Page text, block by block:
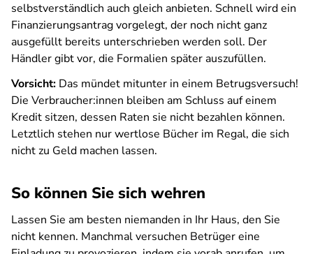
selbstverständlich auch gleich anbieten. Schnell wird ein
Finanzierungsantrag vorgelegt, der noch nicht ganz
ausgefüllt bereits unterschrieben werden soll. Der
Händler gibt vor, die Formalien später auszufüllen.
Vorsicht: Das mündet mitunter in einem Betrugsversuch!
Die Verbraucher:innen bleiben am Schluss auf einem
Kredit sitzen, dessen Raten sie nicht bezahlen können.
Letztlich stehen nur wertlose Bücher im Regal, die sich
nicht zu Geld machen lassen.
So können Sie sich wehren
Lassen Sie am besten niemanden in Ihr Haus, den Sie
nicht kennen. Manchmal versuchen Betrüger eine